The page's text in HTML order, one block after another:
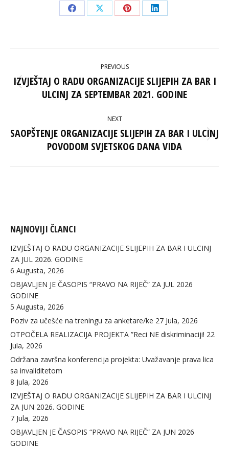
Share
Facebook
Share
X
Share
Pinterest
Share
LinkedIn
NAVIGATION
PREVIOUS
Previous
post:
IZVJEŠTAJ O RADU ORGANIZACIJE SLIJEPIH ZA BAR I
ULCINJ ZA SEPTEMBAR 2021. GODINE
NEXT
Next
post:
SAOPŠTENJE ORGANIZACIJE SLIJEPIH ZA BAR I ULCINJ
POVODOM SVJETSKOG DANA VIDA
NAJNOVIJI ČLANCI
IZVJEŠTAJ O RADU ORGANIZACIJE SLIJEPIH ZA BAR I ULCINJ
ZA JUL 2026. GODINE
6 Augusta, 2026
OBJAVLJEN JE ČASOPIS “PRAVO NA RIJEČ” ZA JUL 2026
GODINE
5 Augusta, 2026
Poziv za učešće na treningu za anketare/ke 27 Jula, 2026
OTPOČELA REALIZACIJA PROJEKTA ”Reci NE diskriminaciji! 22
Jula, 2026
Održana završna konferencija projekta: Uvažavanje prava lica
sa invaliditetom
8 Jula, 2026
IZVJEŠTAJ O RADU ORGANIZACIJE SLIJEPIH ZA BAR I ULCINJ
ZA JUN 2026. GODINE
7 Jula, 2026
OBJAVLJEN JE ČASOPIS “PRAVO NA RIJEČ” ZA JUN 2026
GODINE